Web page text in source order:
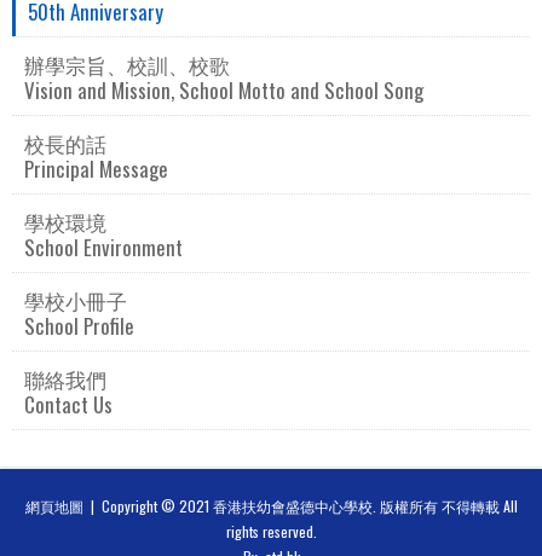
50th Anniversary
辦學宗旨、校訓、校歌
Vision and Mission, School Motto and School Song
校長的話
Principal Message
學校環境
School Environment
學校小冊子
School Profile
聯絡我們
Contact Us
網頁地圖 | Copyright © 2021 香港扶幼會盛德中心學校. 版權所有 不得轉載 All
rights reserved.